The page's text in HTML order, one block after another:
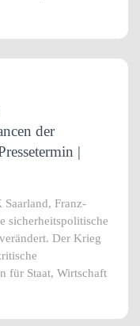
der
|
Franz-
sicherheitspolitische
Der Krieg
für Staat, Wirtschaft